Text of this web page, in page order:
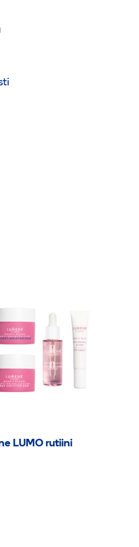
LUMO rutiini